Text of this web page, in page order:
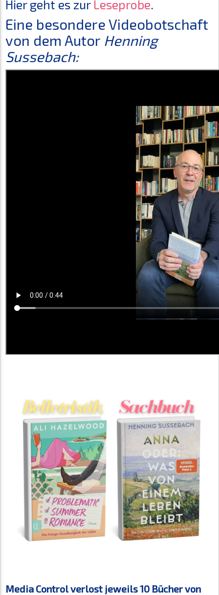
Hier geht es zur Leseprobe.
Eine besondere Videobotschaft
von dem Autor Henning
Sussebach:
Media Control verlost jeweils 10 Bücher von